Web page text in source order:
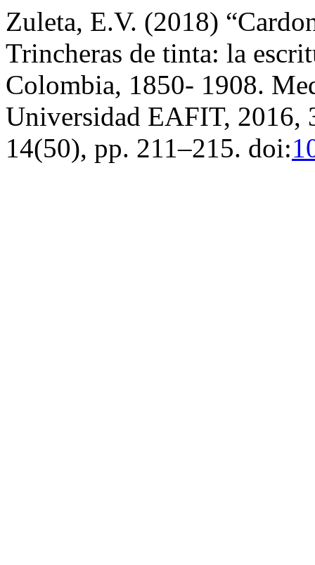
Zuleta, E.V. (2018)
Trincheras de tinta: la
Colombia, 1850- 1908.
Universidad EAFIT, 2016,
14(50), pp. 211–215. doi: